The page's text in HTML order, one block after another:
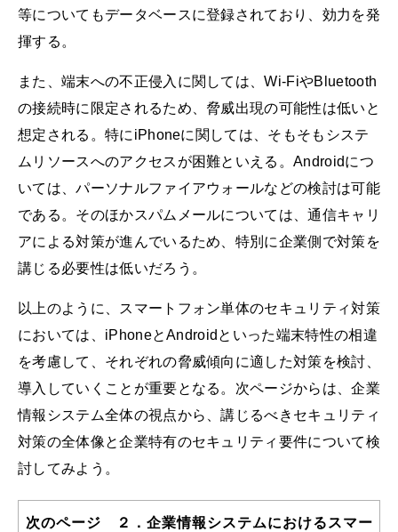
等についてもデータベースに登録されており、効力を発
揮する。
また、端末への不正侵入に関しては、Wi-FiやBluetooth
の接続時に限定されるため、脅威出現の可能性は低いと
想定される。特にiPhoneに関しては、そもそもシステ
ムリソースへのアクセスが困難といえる。Androidにつ
いては、パーソナルファイアウォールなどの検討は可能
である。そのほかスパムメールについては、通信キャリ
アによる対策が進んでいるため、特別に企業側で対策を
講じる必要性は低いだろう。
以上のように、スマートフォン単体のセキュリティ対策
においては、iPhoneとAndroidといった端末特性の相違
を考慮して、それぞれの脅威傾向に適した対策を検討、
導入していくことが重要となる。次ページからは、企業
情報システム全体の視点から、講じるべきセキュリティ
対策の全体像と企業特有のセキュリティ要件について検
討してみよう。
次のページ ２．企業情報システムにおけるスマー